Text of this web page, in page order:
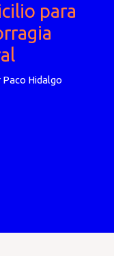
para
Paco Hidalgo